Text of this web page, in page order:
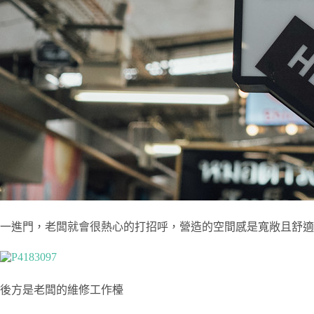
一進門，老闆就會很熱心的打招呼，營造的空間感是寬敞且舒
後方是老闆的維修工作檯